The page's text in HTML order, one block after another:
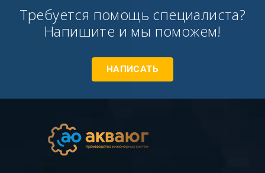
Требуется помощь специалиста?
Напишите и мы поможем!
НАПИСАТЬ